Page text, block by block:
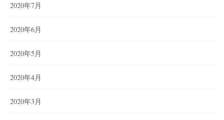
2020年7月
2020年6月
2020年5月
2020年4月
2020年3月